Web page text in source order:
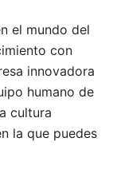
el mundo del
con
innovadora
humano de
cultura
la que puedes